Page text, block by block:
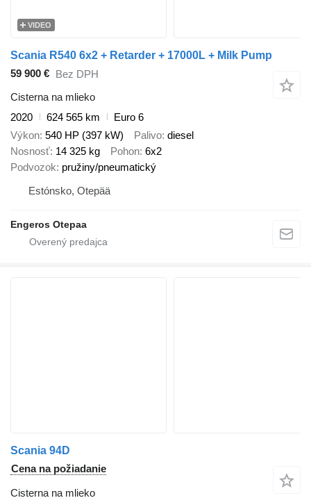
VIDEO
Scania R540 6x2 + Retarder + 17000L + Milk Pump
59 900 €
Bez DPH
Cisterna na mlieko
2020
624 565 km
Euro 6
Výkon 540 HP (397 kW) Palivo diesel
Nosnosť 14 325 kg Pohon 6x2
Podvozok pružiny/pneumatický
Estónsko, Otepää
Engeros Otepaa
Scania 94D
Cena na požiadanie
Cisterna na mlieko